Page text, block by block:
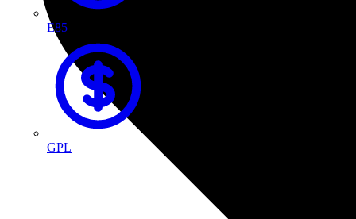
E85
GPL